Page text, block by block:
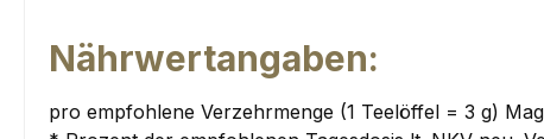
Nährwertangaben:
pro empfohlene Verzehrmenge (1 Teelöffel = 3 g)